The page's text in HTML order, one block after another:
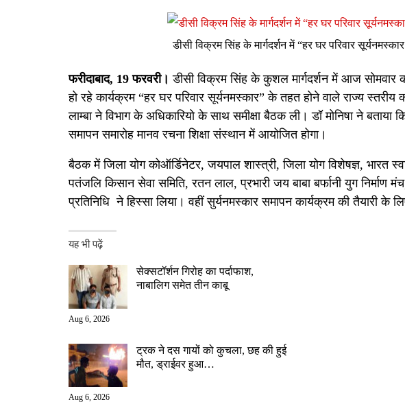
डीसी विक्रम सिंह के मार्गदर्शन में “हर घर परिवार
फरीदाबाद, 19 फरवरी। डीसी विक्रम सिंह के कुशल मार्गदर्शन में आज सोमवार
हो रहे कार्यक्रम “हर घर परिवार सूर्यनमस्कार” के तहत होने वाले राज्य स्तरीय
लाम्बा ने विभाग के अधिकारियो के साथ समीक्षा बैठक ली। डॉ मोनिषा ने बताया
समापन समारोह मानव रचना शिक्षा संस्थान में आयोजित होगा।
बैठक में जिला योग कोऑर्डिनेटर, जयपाल शास्त्री, जिला योग विशेषज्ञ, भारत
पतंजलि किसान सेवा समिति, रतन लाल, प्रभारी जय बाबा बर्फानी युग निर्माण
प्रतिनिधि ने हिस्सा लिया। वहीं सुर्यनमस्कार समापन कार्यक्रम की तैयारी के
यह भी पढ़ें
सेक्सटॉर्शन गिरोह का पर्दाफाश,
नाबालिग समेत तीन काबू
Aug 6, 2026
ट्रक ने दस गायों को कुचला, छह की हुई
मौत, ड्राईवर हुआ…
Aug 6, 2026